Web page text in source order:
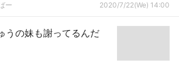
ー 2020/7/22(We) 14:00
うの妹も謝ってるんだ